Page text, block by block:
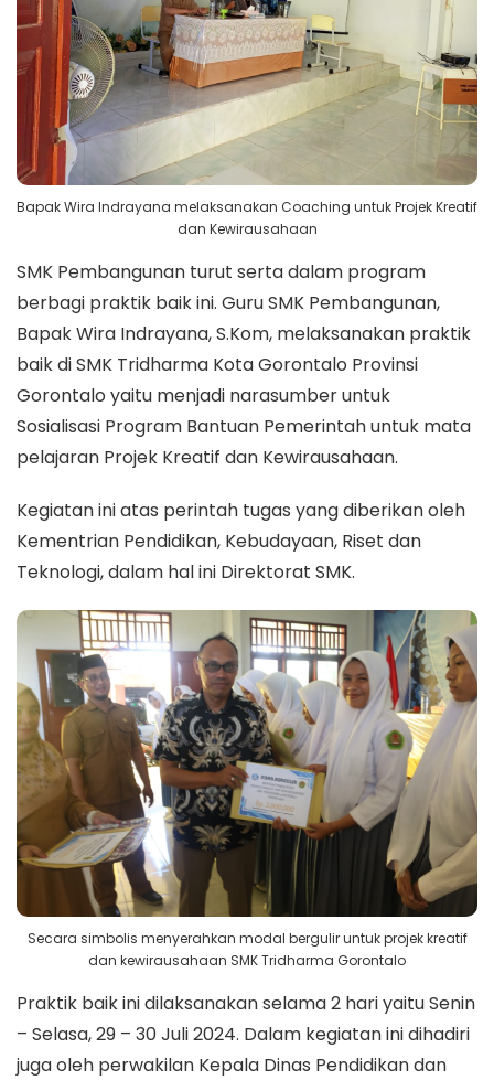
Bapak Wira Indrayana melaksanakan Coaching untuk Projek Kreatif
dan Kewirausahaan
SMK Pembangunan turut serta dalam program
berbagi praktik baik ini. Guru SMK Pembangunan,
Bapak Wira Indrayana, S.Kom, melaksanakan praktik
baik di SMK Tridharma Kota Gorontalo Provinsi
Gorontalo yaitu menjadi narasumber untuk
Sosialisasi Program Bantuan Pemerintah untuk mata
pelajaran Projek Kreatif dan Kewirausahaan.
Kegiatan ini atas perintah tugas yang diberikan oleh
Kementrian Pendidikan, Kebudayaan, Riset dan
Teknologi, dalam hal ini Direktorat SMK.
Secara simbolis menyerahkan modal bergulir untuk projek kreatif
dan kewirausahaan SMK Tridharma Gorontalo
Praktik baik ini dilaksanakan selama 2 hari yaitu Senin
– Selasa, 29 – 30 Juli 2024. Dalam kegiatan ini dihadiri
juga oleh perwakilan Kepala Dinas Pendidikan dan